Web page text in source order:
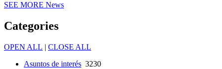
SEE MORE News
Categories
OPEN ALL | CLOSE ALL
Asuntos de interés 3230